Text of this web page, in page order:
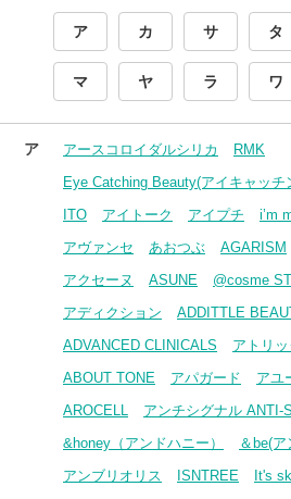
ア カ サ タ
マ ヤ ラ ワ
ア アースコロイダルシリカ
RMK
Eye Catching Beauty(アイキャッチ
ITO
アイトーク アイプチ
i’m
アヴァンセ
あおつぶ AGARISM
アクセーヌ
ASUNE @cosme
アディクション
ADDITTLE
ADVANCED CLINICALS
アトリ
ABOUT TONE
アパガード アユ
AROCELL
アンチシグナル ANTI-
&honey（アンドハニー）
＆be(
アンブリオリス
ISNTREE It's